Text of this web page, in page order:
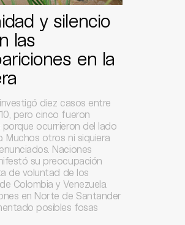
y silencio
las
en la
diez casos entre
pero cinco fueron
porque ocurrieron del lado
Muchos otros ni siquiera
Naciones
su preocupación
de voluntad de los
Colombia y Venezuela.
en Norte de Santander
posibles fosas